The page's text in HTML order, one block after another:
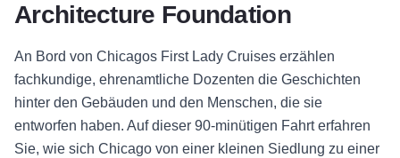
Architecture Foundation
An Bord von Chicagos First Lady Cruises erzählen
fachkundige, ehrenamtliche Dozenten die Geschichten
hinter den Gebäuden und den Menschen, die sie
entworfen haben. Auf dieser 90-minütigen Fahrt erfahren
Sie, wie sich Chicago von einer kleinen Siedlung zu einer